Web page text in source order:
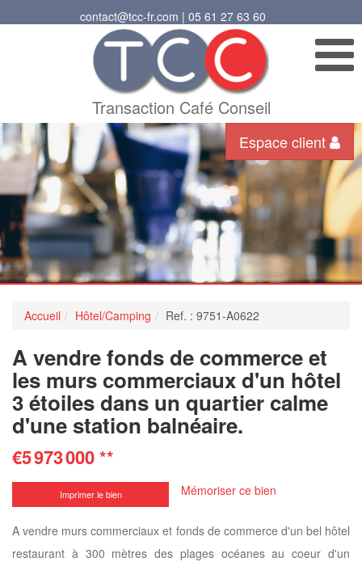
contact@tcc-fr.com | 05 61 27 63 60
Transaction Café Conseil
Espace client
Accueil Hôtel/Camping Ref. : 9751-A0622
A vendre fonds de commerce et
les murs commerciaux d'un hôtel
3 étoiles dans un quartier calme
d'une station balnéaire.
€5 973 000**
Imprimer le bien Mémoriser ce bien
A vendre murs commerciaux et fonds de commerce d'un bel hôtel
restaurant à 300 mètres des plages océanes au coeur d'un